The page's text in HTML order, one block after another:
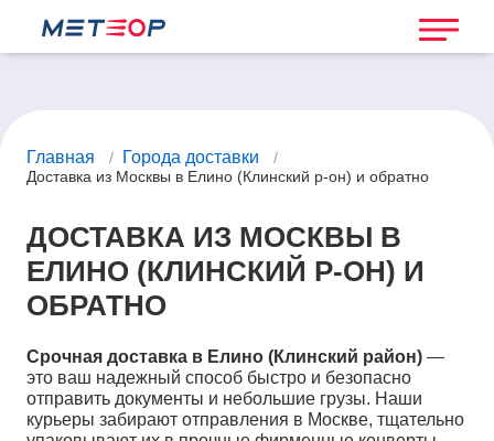
Главная / Города доставки
/
Доставка из Москвы в Елино (Клинский р-он) и обратно
ДОСТАВКА ИЗ МОСКВЫ В
ЕЛИНО (КЛИНСКИЙ Р-ОН) И
ОБРАТНО
Срочная доставка в Елино (Клинский район) —
это ваш надежный способ быстро и безопасно
отправить документы и небольшие грузы. Наши
курьеры забирают отправления в Москве, тщательно